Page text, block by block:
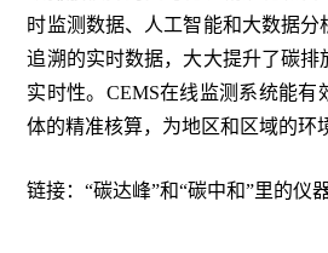
时监测数据、人工智能和大数据
追溯的实时数据，大大提升了碳排
实时性。CEMS在线监测系统能有
体的精准核算，为地区和区域的环
链接：“碳达峰”和“碳中和”里的仪